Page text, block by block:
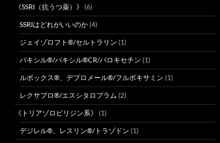
《SSRI（抗うつ薬）》 (6)
SSRIはどれがいいのか (4)
ジェイゾロフト®/セルトラリン (1)
パキシル®/パキシル®CR/パロキセチン (1)
ルボックス®、デプロメール®/フルボキサミン (1)
レクサプロ®/エスシタロプラム (2)
《トリアゾロピリジン系》 (1)
デジレル®、レスリン®/トラゾドン (1)